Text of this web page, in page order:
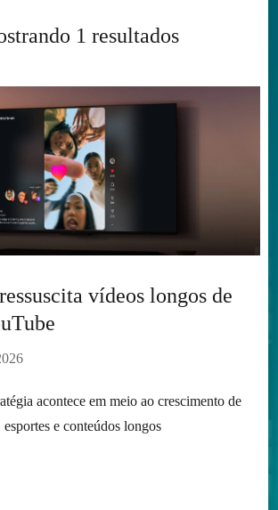
1 resultados
vídeos longos de
acontece em meio ao crescimento de
e conteúdos longos